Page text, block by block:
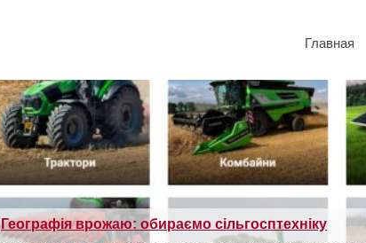
Главная
Географія врожаю: обираємо сільгосптехніку